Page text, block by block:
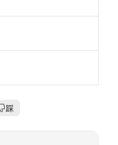
踩